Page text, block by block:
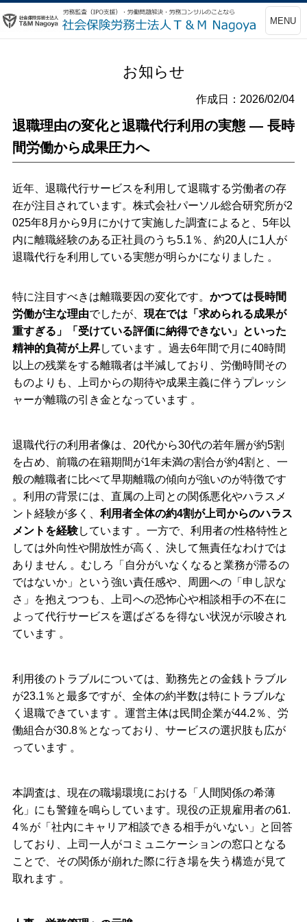
MENU
お知らせ
作成日：2026/02/04
退職理由の変化と退職代行利用の実態 ― 長時
間労働から成果圧力へ
近年、退職代行サービスを利用して退職する労働者の存
在が注目されています。株式会社パーソル総合研究所が2
025年8月から9月にかけて実施した調査によると、 5年以
内に離職経験のある正社員のうち5.1 ％、約20人に1 人が
退職代行を利用している実態が明らかになりました 。
特に注目すべきは離職要因の変化です。 かつては長時間
労働が主な理由でしたが、 現在では「求められる成果が
重すぎる」「受けている評価に納得できない」といった
精神的負荷が上昇しています 。過去6年間で月に40時間
以上の残業をする離職者は半減しており、労働時間その
ものよりも、上司からの期待や成果主義に伴うプレッシ
ャーが離職の引き金となっています 。
退職代行の利用者像は、 20代から30代の若年層が約5割
を占め、前職の在籍期間が1年未満の割合が約4割と、一
般の離職者に比べて早期離職の傾向が強いのが特徴です
。利用の背景には、直属の上司との関係悪化やハラスメ
ント経験が多く、 利用者全体の約4割が上司からのハラス
メントを経験しています 。一方で、利用者の性格特性と
しては外向性や開放性が高く、決して無責任なわけでは
ありません 。むしろ「自分がいなくなると業務が滞るの
ではないか」という強い責任感や、周囲への「申し訳な
さ」を抱えつつも、上司への恐怖心や相談相手の不在に
よって代行サービスを選ばざるを得ない状況が示唆され
ています 。
利用後のトラブルについては、勤務先との金銭トラブル
が23.1 ％と最多ですが、全体の約半数は特にトラブルな
く退職できています 。運営主体は民間企業が44.2 ％、労
働組合が30.8％となっており、サービスの選択肢も広が
っています 。
本調査は、現在の職場環境における「人間関係の希薄
化」にも警鐘を鳴らしています。現役の正規雇用者の61.
4％が「社内にキャリア相談できる相手がいない」と回答
しており、上司一人がコミュニケーションの窓口となる
ことで、その関係が崩れた際に行き場を失う構造が見て
取れます 。